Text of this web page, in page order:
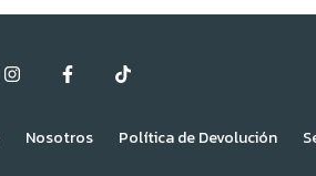
Nosotros Política de Devolución